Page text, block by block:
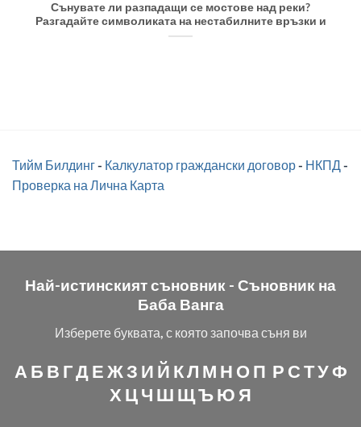
Сънувате ли разпадащи се мостове над реки?
Разгадайте символиката на нестабилните връзки и
Тийм Билдинг- Калкулатор граждански договор- НКПД-
Проверка на Лична Карта
Най-истинският съновник - Съновник на
Баба Ванга
Изберете буквата, с която започва съня ви
А Б В ГДЕЖЗ И Й КЛ М Н О П Р СТУФ
Х ЦЧ Ш ЩЪЮ Я